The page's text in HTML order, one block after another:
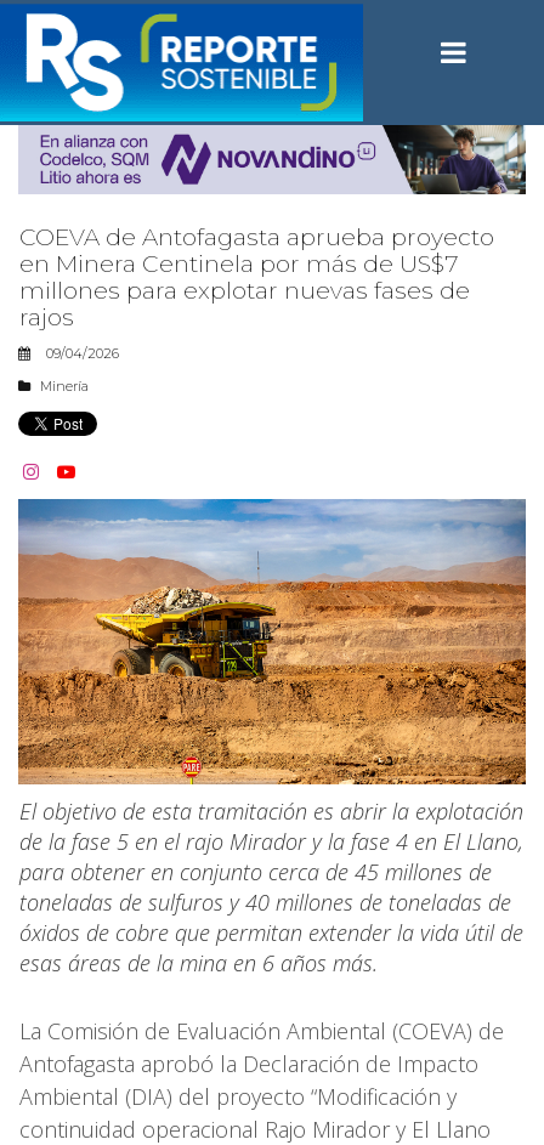
COEVA de Antofagasta aprueba proyecto
en Minera Centinela por más de US$7
millones para explotar nuevas fases de
rajos
09/04/2026
Minería
 
El objetivo de esta tramitación es abrir la explotación
de la fase 5 en el rajo Mirador y la fase 4 en El Llano,
para obtener en conjunto cerca de 45 millones de
toneladas de sulfuros y 40 millones de toneladas de
óxidos de cobre que permitan extender la vida útil de
esas áreas de la mina en 6 años más.
La Comisión de Evaluación Ambiental (COEVA) de
Antofagasta aprobó la Declaración de Impacto
Ambiental (DIA) del proyecto “Modificación y
continuidad operacional Rajo Mirador y El Llano